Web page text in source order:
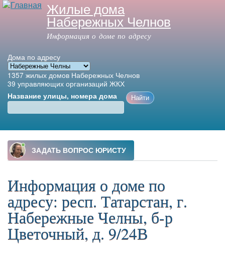
Перейти к
основному
содержанию
Жилые дома
Набережных Челнов
Информация о доме по адресу
Дома по адресу
1357 жилых домов Набережных Челнов
39 управляющих организаций ЖКХ
Название улицы, номера дома
Главное меню
Информация о доме по
адресу: респ. Татарстан, г.
Набережные Челны, б-р
Цветочный, д. 9/24В